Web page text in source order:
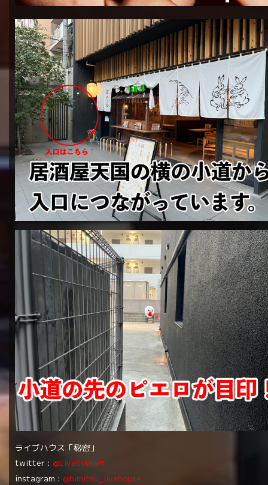
ライブハウス「秘密」
twitter : @LivehouseH
instagram : @himitsu_livehouse